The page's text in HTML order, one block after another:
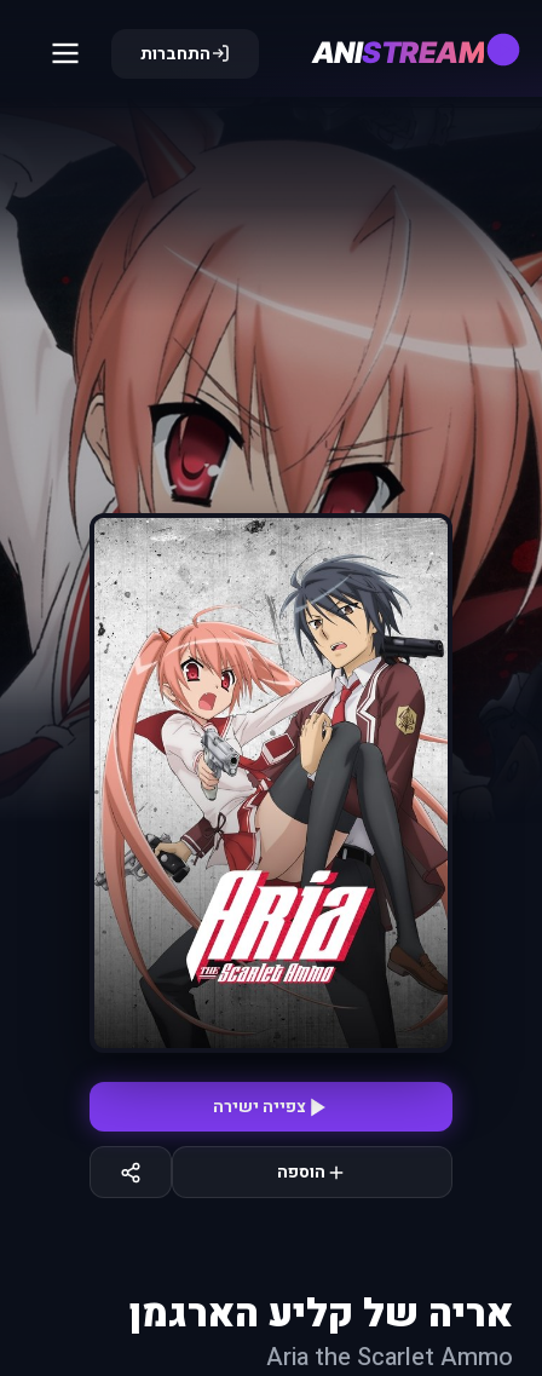
ANISTREAM התחברות
צפייה ישירה
הוספה
אריה של קליע הארגמן
Aria the Scarlet Ammo